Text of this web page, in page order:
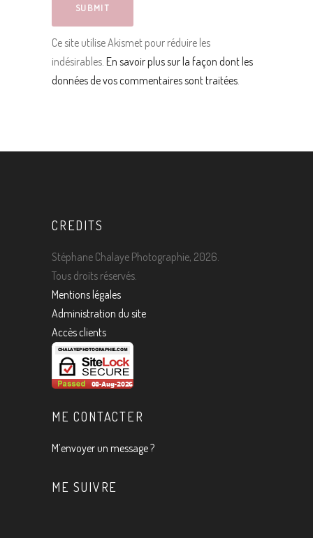
Ce site utilise Akismet pour réduire les
indésirables. En savoir plus sur la façon dont les
données de vos commentaires sont traitées.
CREDITS
Stéphane Chalaye Photographie, 2026.
Tous droits réservés.
Mentions légales
Administration du site
Accès clients
ME CONTACTER
M’envoyer un message ?
ME SUIVRE